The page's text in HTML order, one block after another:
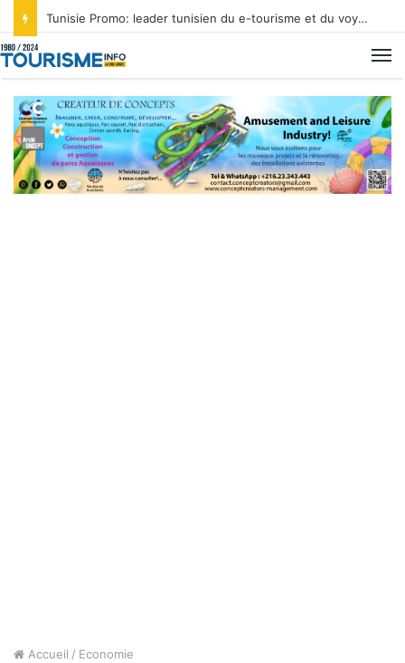
Tunisie Promo: leader tunisien du e-tourisme et du voyage sur mesure
Accueil / Economie